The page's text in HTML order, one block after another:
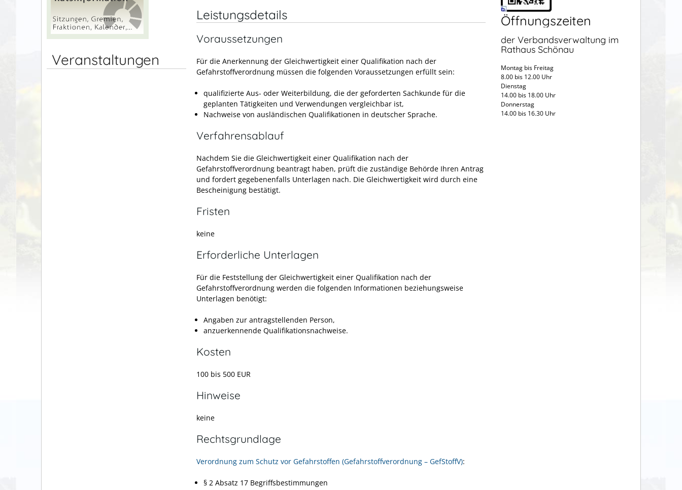
Veranstaltungen
Leistungsdetails
Voraussetzungen
Für die Anerkennung der Gleichwertigkeit einer Qualifikation nach der
Gefahrstoffverordnung müssen die folgenden Voraussetzungen erfüllt sein:
qualifizierte Aus- oder Weiterbildung, die der geforderten Sachkunde für die
geplanten Tätigkeiten und Verwendungen vergleichbar ist,
Nachweise von ausländischen Qualifikationen in deutscher Sprache.
Verfahrensablauf
Nachdem Sie die Gleichwertigkeit einer Qualifikation nach der
Gefahrstoffverordnung beantragt haben, prüft die zuständige Behörde Ihren Antrag
und fordert gegebenenfalls Unterlagen nach. Die Gleichwertigkeit wird durch eine
Bescheinigung bestätigt.
Fristen
keine
Erforderliche Unterlagen
Für die Feststellung der Gleichwertigkeit einer Qualifikation nach der
Gefahrstoffverordnung werden die folgenden Informationen beziehungsweise
Unterlagen benötigt:
Angaben zur antragstellenden Person,
anzuerkennende Qualifikationsnachweise.
Kosten
100 bis 500 EUR
Hinweise
keine
Rechtsgrundlage
Verordnung zum Schutz vor Gefahrstoffen (Gefahrstoffverordnung – GefStoffV):
§ 2 Absatz 17 Begriffsbestimmungen
Öffnungszeiten
der Verbandsverwaltung im
Rathaus Schönau
Montag bis Freitag
8.00 bis 12.00 Uhr
Dienstag
14.00 bis 18.00 Uhr
Donnerstag
14.00 bis 16.30 Uhr